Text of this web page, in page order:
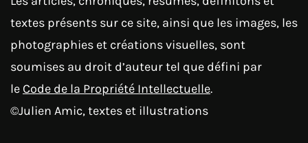
textes présents sur ce site, ainsi que les images, les
photographies et créations visuelles, sont
soumises au droit d’auteur tel que défini par
le Code de la Propriété Intellectuelle.
©Julien Amic, textes et illustrations